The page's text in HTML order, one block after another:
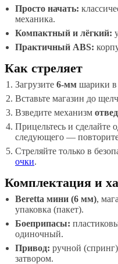
Просто начать:
механика.
Компактный и лёгкий:
Практичный ABS:
Как стреляет
Загрузите 6-мм шарики в
Вставьте магазин до
Взведите механизм
Прицельтесь и сделайте
следующего —
Стреляйте только в
очки.
Комплектация и
Beretta мини (6 мм),
упаковка (пакет).
Боеприпасы:
одиночный.
Привод: ручной
затвором.